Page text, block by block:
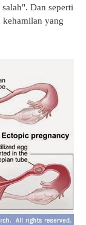
Dan seperti
kehamilan yang